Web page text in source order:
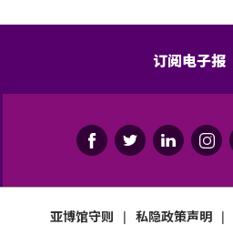
订阅电子报
亚博馆守则 | 私隐政策声明 |